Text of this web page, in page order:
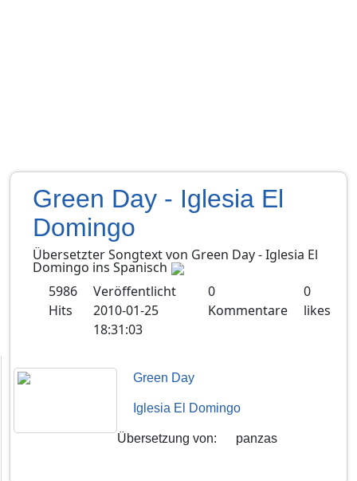
Green Day - Iglesia El
Domingo
Übersetzter Songtext von Green Day-Iglesia El
Domingo ins Spanisch
5986
Hits
Veröffentlicht
2010-01-25
18:31:03
0
Kommentare
0
likes
Green Day
Iglesia El Domingo
Übersetzung von: panzas